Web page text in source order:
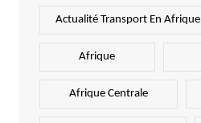
Actualité Transport En Afrique
Afrique
Afrique Centrale